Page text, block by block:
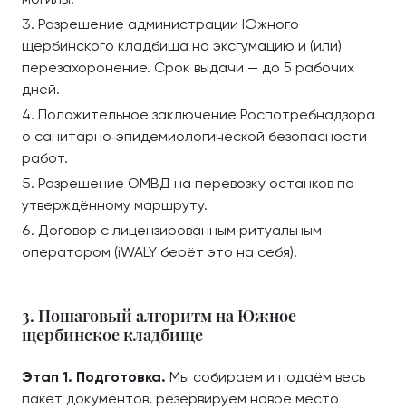
Разрешение администрации Южного
щербинского кладбища на эксгумацию и (или)
перезахоронение. Срок выдачи — до 5 рабочих
дней.
Положительное заключение Роспотребнадзора
о санитарно‑эпидемиологической безопасности
работ.
Разрешение ОМВД на перевозку останков по
утверждённому маршруту.
Договор с лицензированным ритуальным
оператором (iWALY берёт это на себя).
3. Пошаговый алгоритм на Южное
щербинское кладбище
Этап 1. Подготовка. Мы собираем и подаём весь
пакет документов, резервируем новое место